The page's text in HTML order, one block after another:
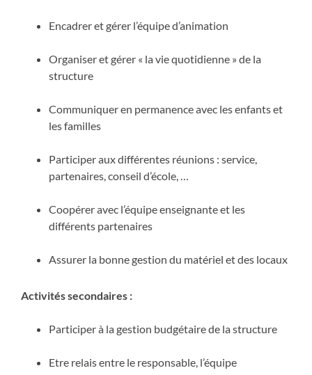
Encadrer et gérer l’équipe d’animation
Organiser et gérer « la vie quotidienne » de la
structure
Communiquer en permanence avec les enfants et
les familles
Participer aux différentes réunions : service,
partenaires, conseil d’école, …
Coopérer avec l’équipe enseignante et les
différents partenaires
Assurer la bonne gestion du matériel et des locaux
Activités secondaires :
Participer à la gestion budgétaire de la structure
Etre relais entre le responsable, l’équipe